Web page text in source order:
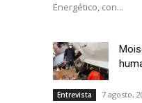
Energético, con...
Entrevista 7 agosto,